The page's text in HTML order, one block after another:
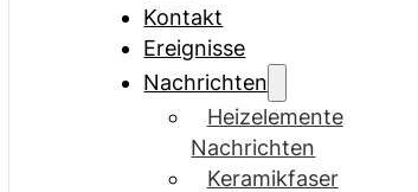
Kontakt
Ereignisse
Nachrichten
Heizelemente
Nachrichten
Keramikfaser